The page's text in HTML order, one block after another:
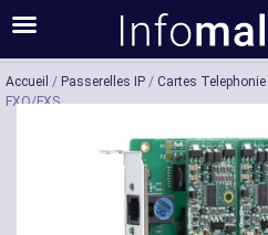
Acheter Description
Accueil / Passerelles IP / Cartes Telephonie
FXO/FXS